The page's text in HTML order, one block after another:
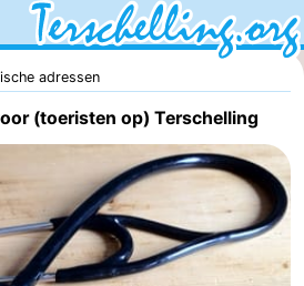
adressen
(toeristen op) Terschelling